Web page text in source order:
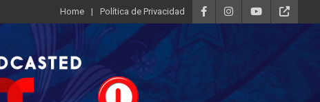
Home Política de Privacidad